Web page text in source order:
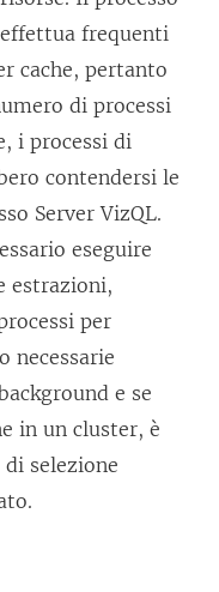
frequenti
cache, pertanto
di processi
i processi di
contendersi le
Server VizQL.
eseguire
estrazioni,
per
necessarie
e se
in un cluster, è
selezione